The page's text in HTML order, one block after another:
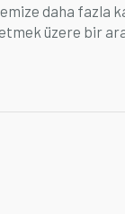
daha fazla
üzere bir